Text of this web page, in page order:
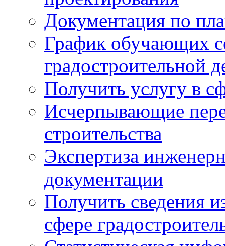
Документация по
График обучающих
градостроительной
Получить услугу в
Исчерпывающие
строительства
Экспертиза
документации
Получить сведения
сфере